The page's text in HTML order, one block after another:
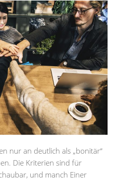
nur an deutlich als „bonitär“
Die Kriterien sind für
und manch Einer